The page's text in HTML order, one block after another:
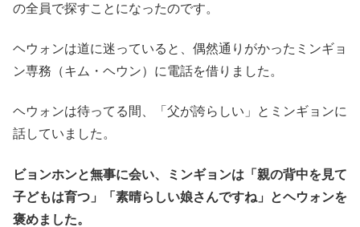
の全員で探すことになったのです。
ヘウォンは道に迷っていると、偶然通りがかったミンギョ
ン専務（キム・ヘウン）に電話を借りました。
ヘウォンは待ってる間、「父が誇らしい」とミンギョンに
話していました。
ビョンホンと無事に会い、ミンギョンは「親の背中を見て
子どもは育つ」「素晴らしい娘さんですね」とヘウォンを
褒めました。